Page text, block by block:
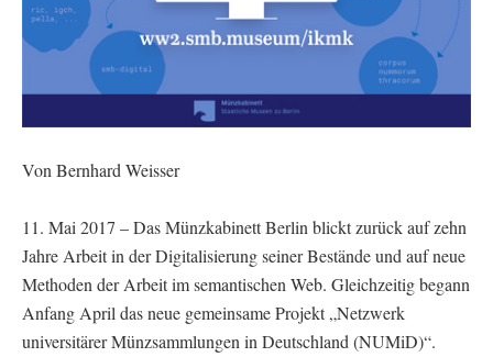
Von Bernhard Weisser
11. Mai 2017 – Das Münzkabinett Berlin blickt zurück auf zehn
Jahre Arbeit in der Digitalisierung seiner Bestände und auf neue
Methoden der Arbeit im semantischen Web. Gleichzeitig begann
Anfang April das neue gemeinsame Projekt „Netzwerk
universitärer Münzsammlungen in Deutschland (NUMiD)“.